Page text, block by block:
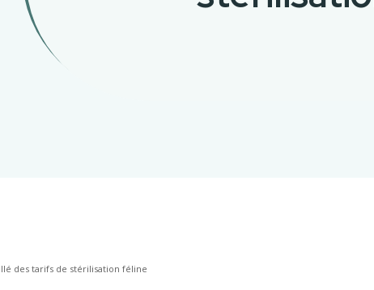
des tarifs de stérilisation féline